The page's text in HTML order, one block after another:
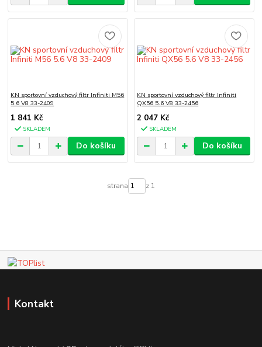
KN sportovní vzduchový filtr Infiniti M56
5.6 V8 33-2409
1 841 Kč
SKLADEM
Do košíku
KN sportovní vzduchový filtr Infiniti
QX56 5.6 V8 33-2456
2 047 Kč
SKLADEM
Do košíku
strana z 1
Kontakt